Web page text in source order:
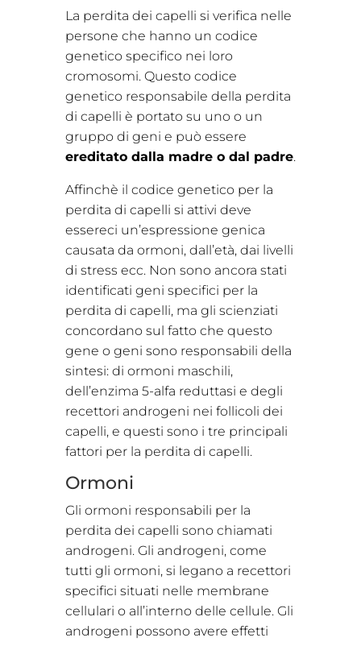
La perdita dei capelli si verifica nelle
persone che hanno un codice
genetico specifico nei loro
cromosomi. Questo codice
genetico responsabile della perdita
di capelli è portato su uno o un
gruppo di geni e può essere
ereditato dalla madre o dal padre.
Affinchè il codice genetico per la
perdita di capelli si attivi deve
essereci un’espressione genica
causata da ormoni, dall’età, dai livelli
di stress ecc. Non sono ancora stati
identificati geni specifici per la
perdita di capelli, ma gli scienziati
concordano sul fatto che questo
gene o geni sono responsabili della
sintesi: di ormoni maschili,
dell’enzima 5-alfa reduttasi e degli
recettori androgeni nei follicoli dei
capelli, e questi sono i tre principali
fattori per la perdita di capelli.
Ormoni
Gli ormoni responsabili per la
perdita dei capelli sono chiamati
androgeni. Gli androgeni, come
tutti gli ormoni, si legano a recettori
specifici situati nelle membrane
cellulari o all’interno delle cellule. Gli
androgeni possono avere effetti